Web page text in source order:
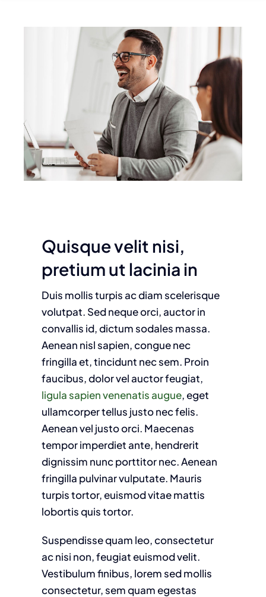
Quisque velit nisi,
pretium ut lacinia in
Duis mollis turpis ac diam scelerisque
volutpat. Sed neque orci, auctor in
convallis id, dictum sodales massa.
Aenean nisl sapien, congue nec
fringilla et, tincidunt nec sem. Proin
faucibus, dolor vel auctor feugiat,
ligula sapien venenatis augue, eget
ullamcorper tellus justo nec felis.
Aenean vel justo orci. Maecenas
tempor imperdiet ante, hendrerit
dignissim nunc porttitor nec. Aenean
fringilla pulvinar vulputate. Mauris
turpis tortor, euismod vitae mattis
lobortis quis tortor.
Suspendisse quam leo, consectetur
ac nisi non, feugiat euismod velit.
Vestibulum finibus, lorem sed mollis
consectetur, sem quam egestas